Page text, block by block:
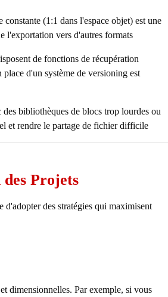
(1:1 dans l'espace objet) est une
l'exportation vers d'autres formats.
de fonctions de récupération
d'un système de versioning est
des bibliothèques de blocs trop lourdes ou
et rendre le partage de fichier difficile.
Projets
d'adopter des stratégies qui maximisent
dimensionnelles. Par exemple, si vous